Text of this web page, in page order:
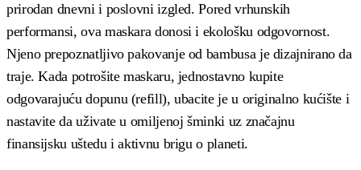
prirodan dnevni i poslovni izgled. Pored vrhunskih
performansi, ova maskara donosi i ekološku odgovornost.
Njeno prepoznatljivo pakovanje od bambusa je dizajnirano da
traje. Kada potrošite maskaru, jednostavno kupite
odgovarajuću dopunu (refill), ubacite je u originalno kućište i
nastavite da uživate u omiljenoj šminki uz značajnu
finansijsku uštedu i aktivnu brigu o planeti.